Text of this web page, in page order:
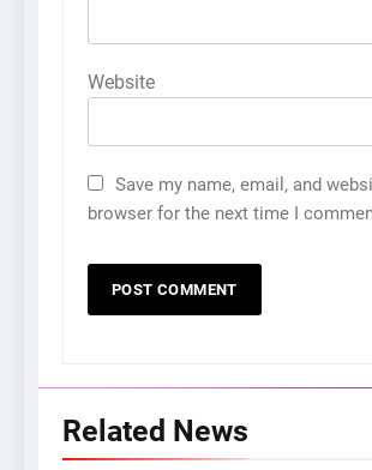
Website
Save my name, email, and
browser for the next time I
Related News